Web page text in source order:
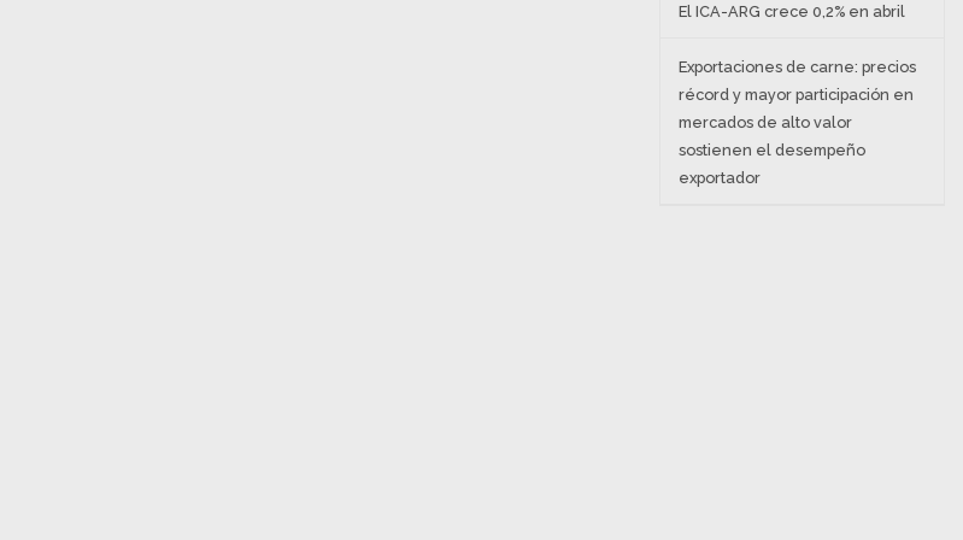
El ICA-ARG crece 0,2% en abril
Exportaciones de carne: precios
récord y mayor participación en
mercados de alto valor
sostienen el desempeño
exportador